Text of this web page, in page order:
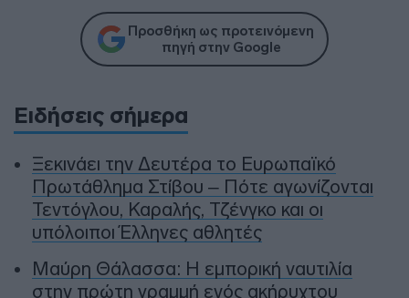
Προσθήκη ως προτεινόμενη
πηγή στην Google
Ειδήσεις σήμερα
Ξεκινάει την Δευτέρα το Ευρωπαϊκό
Πρωτάθλημα Στίβου – Πότε αγωνίζονται
Τεντόγλου, Καραλής, Τζένγκο και οι
υπόλοιποι Έλληνες αθλητές
Μαύρη Θάλασσα: Η εμπορική ναυτιλία
στην πρώτη γραμμή ενός ακήρυχτου